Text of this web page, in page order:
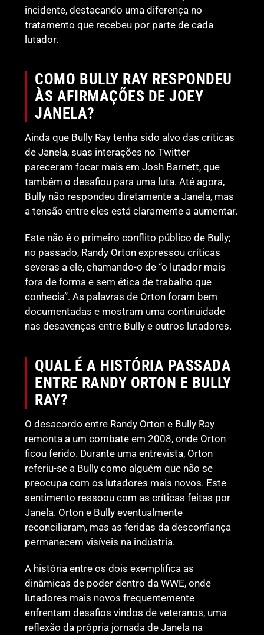
incidente, destacando uma diferença no
tratamento que recebeu por parte de cada
lutador.
COMO BULLY RAY RESPONDEU
ÀS AFIRMAÇÕES DE JOEY
JANELA?
Ainda que Bully Ray tenha sido alvo das críticas
de Janela, suas interações no Twitter
pareceram focar mais em Josh Barnett, que
também o desafiou para uma luta. Até agora,
Bully não respondeu diretamente a Janela, mas
a tensão entre eles está claramente a aumentar.
Este não é o primeiro conflito público de Bully;
no passado, Randy Orton expressou críticas
severas a ele, chamando-o de “o lutador mais
fora de forma e sem ética de trabalho que
conhecia”. As palavras de Orton foram bem
documentadas e mostram uma continuidade
nas desavenças entre Bully e outros lutadores.
QUAL É A HISTÓRIA PASSADA
ENTRE RANDY ORTON E BULLY
RAY?
O desacordo entre Randy Orton e Bully Ray
remonta a um combate em 2008, onde Orton
ficou ferido. Durante uma entrevista, Orton
referiu-se a Bully como alguém que não se
preocupa com os lutadores mais novos. Este
sentimento ressoou com as críticas feitas por
Janela. Orton e Bully eventualmente
reconciliaram, mas as feridas da desconfiança
permanecem visíveis na indústria.
A história entre os dois exemplifica as
dinâmicas de poder dentro da WWE, onde
lutadores mais novos frequentemente
enfrentam desafios vindos de veteranos, uma
reflexão da própria jornada de Janela na